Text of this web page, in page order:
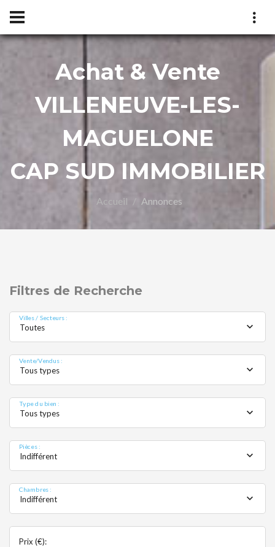
Achat & Vente
VILLENEUVE-LES-
MAGUELONE
CAP SUD IMMOBILIER
Accueil Annonces
Filtres de Recherche
Villes / Secteurs :
Toutes
Vente/Vendus :
Tous types
Type du bien :
Tous types
Pièces :
Indifférent
Chambres :
Indifférent
Prix (€):